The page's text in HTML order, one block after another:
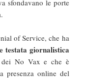
sfondavano le porte
of Service, che ha
testata giornalistica
dei No Vax e che è
presenza online del